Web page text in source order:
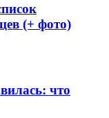
(+ фото)
что